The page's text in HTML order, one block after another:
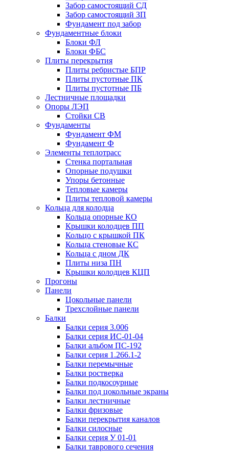
Забор самостоящий СД
Забор самостоящий ЗП
Фyндамент под забор
Фундаментные блоки
Блоки ФЛ
Блоки ФБС
Плиты перекрытия
Плиты ребристые БПР
Плиты пустотные ПК
Плиты пустотные ПБ
Лестничные площадки
Опоры ЛЭП
Стойки СВ
Фундаменты
Фyндамент ФМ
Фyндамент Ф
Элементы теплотрасс
Стенка портальная
Опорные подушки
Упоры бетонные
Тепловые камеры
Плиты тепловой камеры
Кольца для колодца
Кольца опорные КО
Крышки колодцев ПП
Кольцо с крышкой ПК
Кольца стеновые КС
Кольца с дном ДК
Плиты низа ПН
Крышки колодцев КЦП
Прогоны
Панели
Цокольные панели
Трехслойные панели
Балки
Балки серия 3.006
Балки серия ИС-01-04
Балки альбом ПС-192
Балки серия 1.266.1-2
Балки перемычные
Балки ростверка
Балки подкосоурные
Балки под цокольные экраны
Балки лестничные
Балки фризовые
Балки перекрытия каналов
Балки силосные
Балки серия У 01-01
Балки таврового сечения